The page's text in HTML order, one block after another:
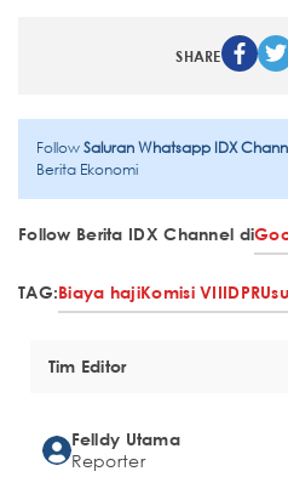
SHARE
FollowSaluran Whatsapp IDX
Berita Ekonomi
Follow Berita IDX Channel di
TAG:Biaya hajiKomisi VIIIDPR
Tim Editor
Felldy Utama
Reporter